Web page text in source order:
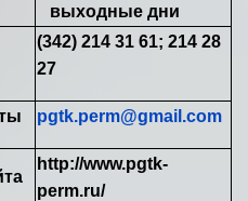
выходные дни
(342) 214 31 61; 214 28
27
pgtk.perm@gmail.com
http://www.pgtk-
perm.ru/